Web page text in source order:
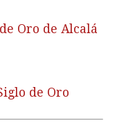
Oro de Alcalá
de Oro